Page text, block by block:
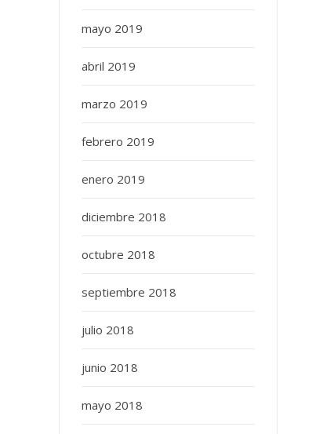
mayo 2019
abril 2019
marzo 2019
febrero 2019
enero 2019
diciembre 2018
octubre 2018
septiembre 2018
julio 2018
junio 2018
mayo 2018